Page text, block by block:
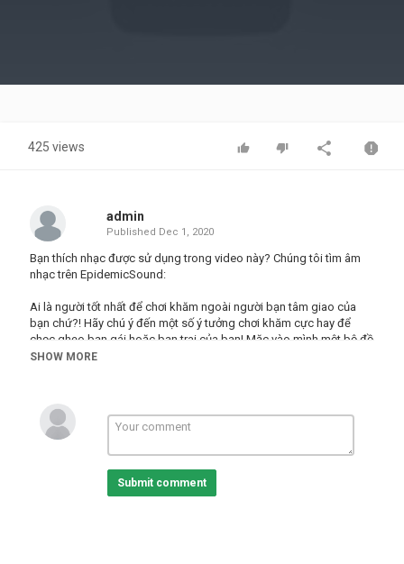
Video
425 views
admin
Published Dec 1, 2020
Bạn thích nhạc được sử dụng trong video này? Chúng tôi tìm âm
nhạc trên EpidemicSound:
Ai là người tốt nhất để chơi khăm ngoài người bạn tâm giao của
bạn chứ?! Hãy chú ý đến một số ý tưởng chơi khăm cực hay để
chọc ghẹo bạn gái hoặc bạn trai của bạn! Mặc vào mình một bộ đồ
gấu bông đáng yêu hoặc biến mỹ phẩm của người yêu quý thành
tưởng chơi khăm thú vị khác từ Mẹo Panda Xinh!
00:00 Chơi khăm với Gấu Bông
01:30 Mãi mãi Độc thân
02:35 Áo thun Với Hình khuôn mặt
03:48 Mỹ phẩm đầy Chất lỏng đặc
05:11 Bột Trong Máy sấy tóc
SHOW MORE
Submit comment